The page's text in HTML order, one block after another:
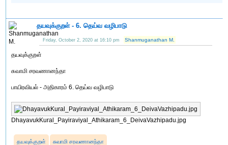
தயவுக்குறள் - 6. தெய்வ வழிபாடு
Friday, October 2, 2020 at 16:10 pm Shanmuganathan M.
தயவுக்குறள்
சுவாமி சரவணானந்தா
பாயிரவியல் - அதிகாரம் 6. தெய்வ வழிபாடு
DhayavukKural_Payiraviyal_Athikaram_6_DeivaVazhipadu.jpg
தயவுக்குறள் சுவாமி சரவணானந்தா